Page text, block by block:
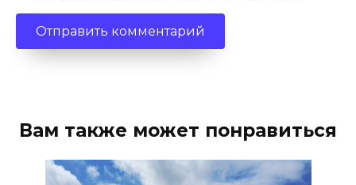
Вам также может понравиться